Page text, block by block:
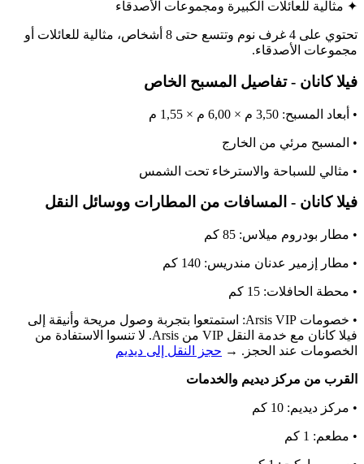
✦ مثالية للعائلات الكبيرة ومجموعات الأصدقاء
تحتوي على 4 غرف نوم وتتسع حتى 8 أشخاص، مثالية للعائلات أو
مجموعات الأصدقاء.
فيلا كانان - تفاصيل المسبح الخاص
• أبعاد المسبح: 3,50 م × 6,00 م × 1,55 م
• المسبح مرئي من الخارج
• مثالي للسباحة والاسترخاء تحت الشمس
فيلا كانان - المسافات من المطارات ووسائل النقل
• مطار بودروم ميلاس: 85 كم
• مطار إزمير عدنان مندريس: 140 كم
• محطة الحافلات: 15 كم
• خصومات Arsis VIP: استمتعوا بتجربة وصول مريحة وأنيقة إلى
فيلا كانان مع خدمة النقل VIP من Arsis. لا تنسوا الاستفادة من
الخصومات عند الحجز. → حجز النقل إلى ديديم
القرب من مركز ديديم والخدمات
• مركز ديديم: 10 كم
• مطعم: 1 كم